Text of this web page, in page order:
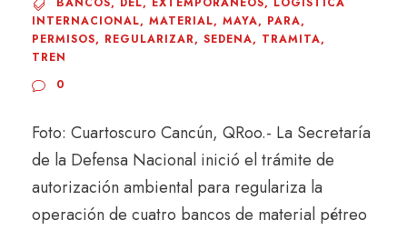
INTERNACIONAL, MATERIAL, MAYA, PARA,
PERMISOS, REGULARIZAR, SEDENA, TRAMITA,
TREN
0
Foto: Cuartoscuro Cancún, QRoo.- La Secretaría
de la Defensa Nacional inició el trámite de
autorización ambiental para regulariza la
operación de cuatro bancos de material pétreo